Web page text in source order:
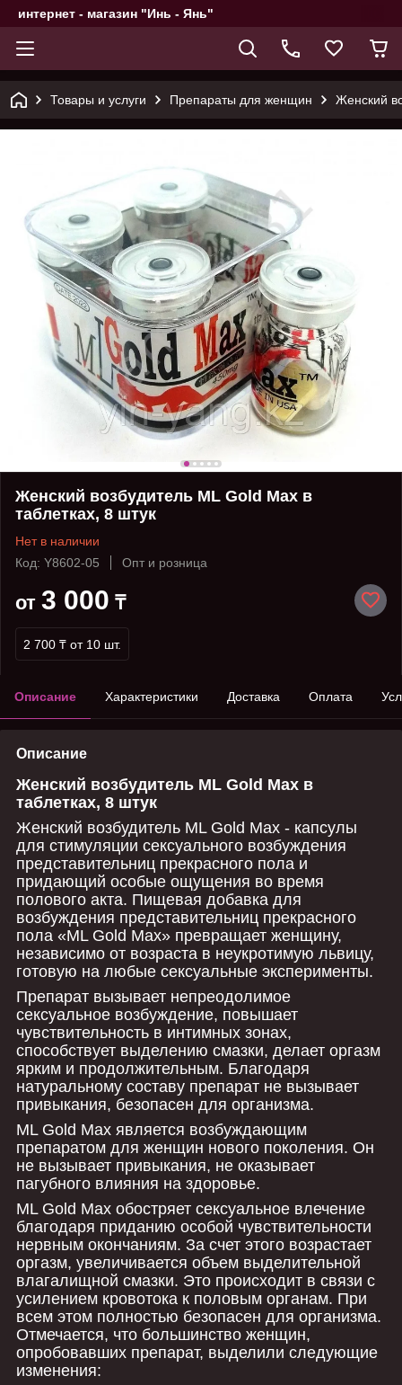
интернет - магазин "Инь - Янь"
Товары и услуги Препараты для женщин ​​​​​​​Женский
​​​​​​​Женский возбудитель ML Gold Max в
таблетках, 8 штук
Нет в наличии
Код: Y8602-05
Опт и розница
от 3 000 ₸
2 700 ₸ от 10 шт.
Описание Характеристики Доставка Оплата
Описание
Женский возбудитель ML Gold Max в
таблетках, 8 штук
Женский возбудитель ML Gold Max - капсулы
для стимуляции сексуального возбуждения
представительниц прекрасного пола и
придающий особые ощущения во время
полового акта. Пищевая добавка для
возбуждения представительниц прекрасного
пола «ML Gold Max» превращает женщину,
независимо от возраста в неукротимую львицу,
готовую на любые сексуальные эксперименты.
Препарат вызывает непреодолимое
сексуальное возбуждение, повышает
чувствительность в интимных зонах,
способствует выделению смазки, делает оргазм
ярким и продолжительным. Благодаря
натуральному составу препарат не вызывает
привыкания, безопасен для организма.
ML Gold Max является возбуждающим
препаратом для женщин нового поколения. Он
не вызывает привыкания, не оказывает
пагубного влияния на здоровье.
ML Gold Max обостряет сексуальное влечение
благодаря приданию особой чувствительности
нервным окончаниям. За счет этого возрастает
оргазм, увеличивается объем выделительной
влагалищной смазки. Это происходит в связи с
усилением кровотока к половым органам. При
всем этом полностью безопасен для организма.
Отмечается, что большинство женщин,
опробовавших препарат, выделили следующие
изменения: